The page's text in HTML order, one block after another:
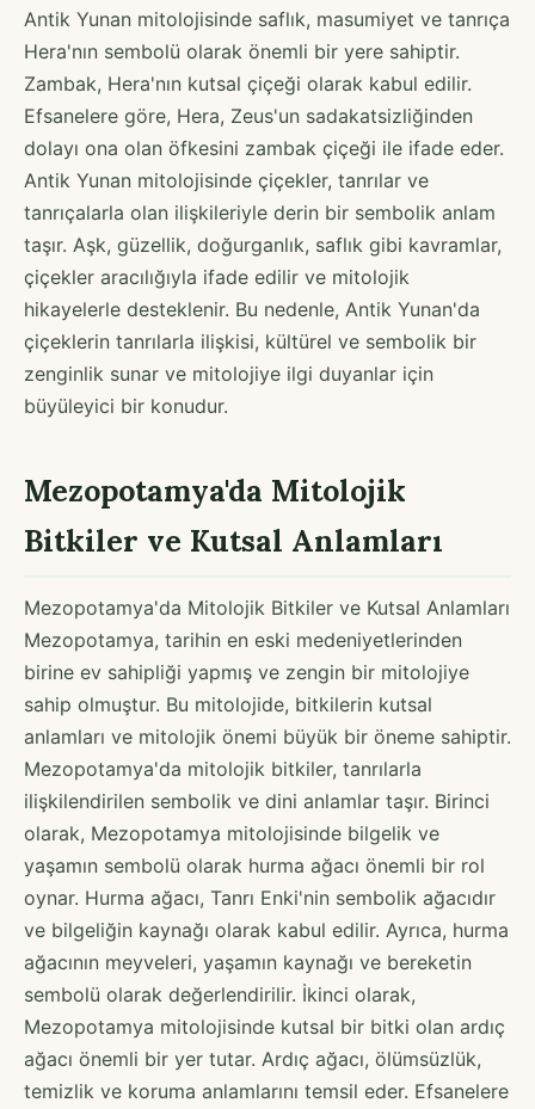
Antik Yunan mitolojisinde saflık, masumiyet ve tanrıça
Hera'nın sembolü olarak önemli bir yere sahiptir.
Zambak, Hera'nın kutsal çiçeği olarak kabul edilir.
Efsanelere göre, Hera, Zeus'un sadakatsizliğinden
dolayı ona olan öfkesini zambak çiçeği ile ifade eder.
Antik Yunan mitolojisinde çiçekler, tanrılar ve
tanrıçalarla olan ilişkileriyle derin bir sembolik anlam
taşır. Aşk, güzellik, doğurganlık, saflık gibi kavramlar,
çiçekler aracılığıyla ifade edilir ve mitolojik
hikayelerle desteklenir. Bu nedenle, Antik Yunan'da
çiçeklerin tanrılarla ilişkisi, kültürel ve sembolik bir
zenginlik sunar ve mitolojiye ilgi duyanlar için
büyüleyici bir konudur.
Mezopotamya'da Mitolojik
Bitkiler ve Kutsal Anlamları
Mezopotamya'da Mitolojik Bitkiler ve Kutsal Anlamları
Mezopotamya, tarihin en eski medeniyetlerinden
birine ev sahipliği yapmış ve zengin bir mitolojiye
sahip olmuştur. Bu mitolojide, bitkilerin kutsal
anlamları ve mitolojik önemi büyük bir öneme sahiptir.
Mezopotamya'da mitolojik bitkiler, tanrılarla
ilişkilendirilen sembolik ve dini anlamlar taşır. Birinci
olarak, Mezopotamya mitolojisinde bilgelik ve
yaşamın sembolü olarak hurma ağacı önemli bir rol
oynar. Hurma ağacı, Tanrı Enki'nin sembolik ağacıdır
ve bilgeliğin kaynağı olarak kabul edilir. Ayrıca, hurma
ağacının meyveleri, yaşamın kaynağı ve bereketin
sembolü olarak değerlendirilir. İkinci olarak,
Mezopotamya mitolojisinde kutsal bir bitki olan ardıç
ağacı önemli bir yer tutar. Ardıç ağacı, ölümsüzlük,
temizlik ve koruma anlamlarını temsil eder. Efsanelere